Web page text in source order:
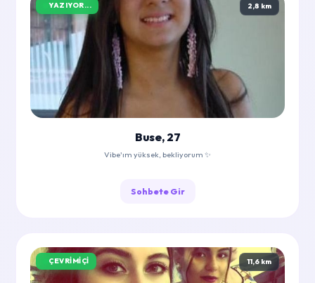
YAZIYOR... 2,8 km
Buse, 27
Vibe'ım yüksek, bekliyorum ✨
Sohbete Gir
ÇEVRIMIÇI 11,6 km